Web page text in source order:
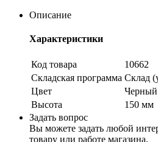
Описание
Характеристики
Код товара
10662
Складская программа Склад
Цвет
Черный
Высота
150 мм
Задать вопрос
Вы можете задать любой
товару или работе магазина.